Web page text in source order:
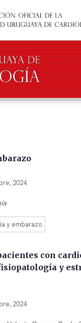
2024
y embarazo
con
y
2024